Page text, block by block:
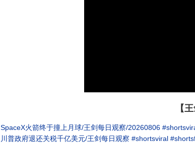
【
SpaceX火箭终于撞上月球/王剑每日观察/20260806
川普政府退还关税千亿美元/王剑每日观察 #shortsviral